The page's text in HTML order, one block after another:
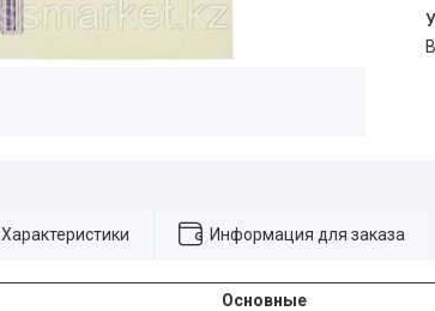
Характеристики Информация для заказа
Основные